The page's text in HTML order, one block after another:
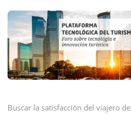
Buscar la satisfacción del viajero